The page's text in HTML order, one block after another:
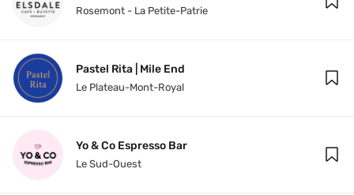
Rosemont - La Petite-Patrie
Pastel Rita | Mile End
Le Plateau-Mont-Royal
Yo & Co Espresso Bar
Le Sud-Ouest